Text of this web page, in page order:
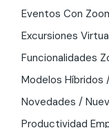
Eventos Con
Excursiones
Funcionalidades
Modelos Híbridos
Novedades
Productividad